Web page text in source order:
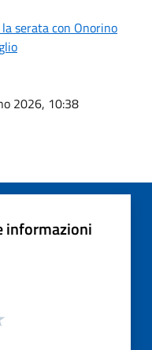
la serata con Onorino
2026, 10:38
informazioni